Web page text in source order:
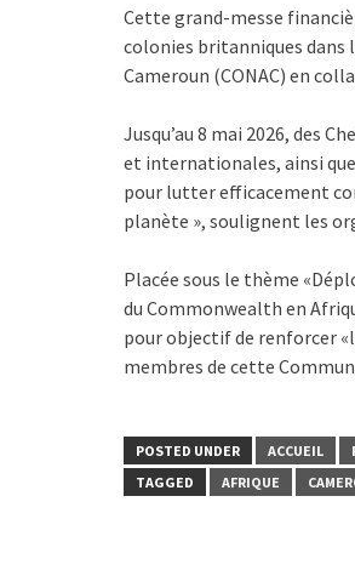
Cette grand-messe
colonies britanniques
Cameroun (CONAC) en
Jusqu’au 8 mai 2026, des
et internationales, ainsi
pour lutter efficacement
planète », soulignent les
Placée sous le thème
du Commonwealth en
pour objectif de renforcer
membres de cette
POSTED UNDER ACCUEIL
TAGGED
AFRIQUE